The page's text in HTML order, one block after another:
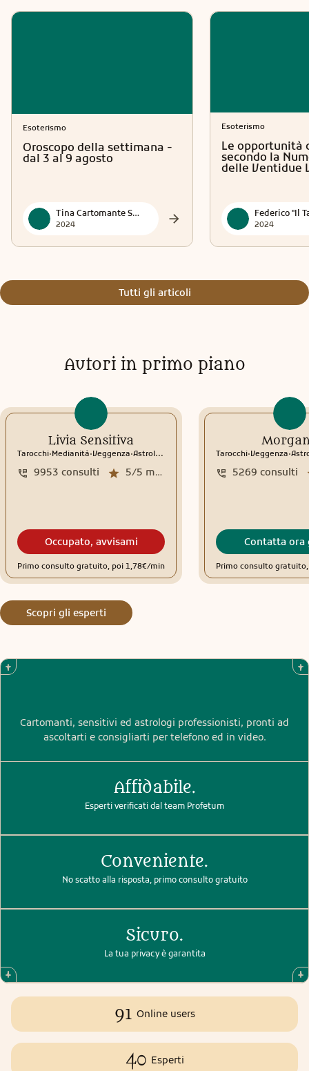
Esoterismo
Oroscopo della settimana -
dal 3 al 9 agosto
Tina Cartomante Sensitiva
2024
Esoterismo
Le opportunità
secondo la
delle Ventidue
2024
Tutti gli articoli
Autori in primo piano
Livia Sensitiva
Tarocchi.Medianità.Veggenza.Astrologia Interpretazione sogni Rune
5/5 media recensioni
9953 consulti
Occupato, avvisami
Primo consulto gratuito, poi 1,78€/min
Tarocchi.Veggenza.
5269 consulti
Contatta ora
Primo consulto
Scopri gli esperti
Cartomanti, sensitivi ed astrologi professionisti, pronti ad
ascoltarti e consigliarti per telefono ed in video.
Affidabile.
Esperti verificati dal team Profetum
Conveniente.
No scatto alla risposta, primo consulto gratuito
Sicuro.
La tua privacy è garantita
91 Online users
40 Esperti